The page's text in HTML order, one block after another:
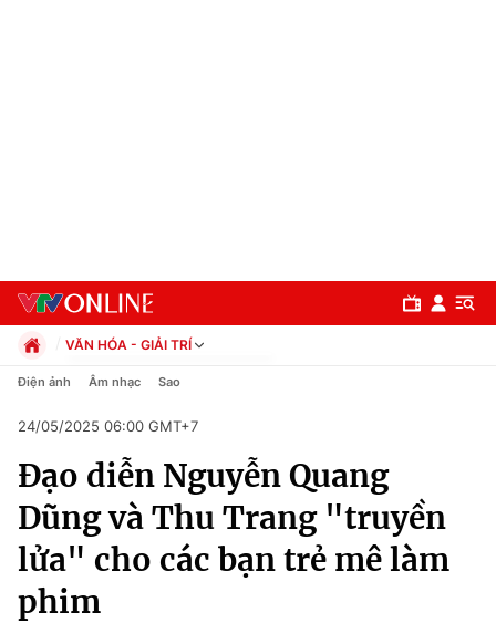
Chuyên mục
Chính trị
Xã hội
VĂN HÓA - GIẢI TRÍ
Chính trị
Pháp luật
Kinh tế
Thể thao
Truyền hình
Văn hóa - Giải trí
Đời sống
Điện ảnh Âm nhạc Sao
24/05/2025 06:00 GMT+7
Đạo diễn Nguyễn Quang
Dũng và Thu Trang "truyền
lửa" cho các bạn trẻ mê làm
phim